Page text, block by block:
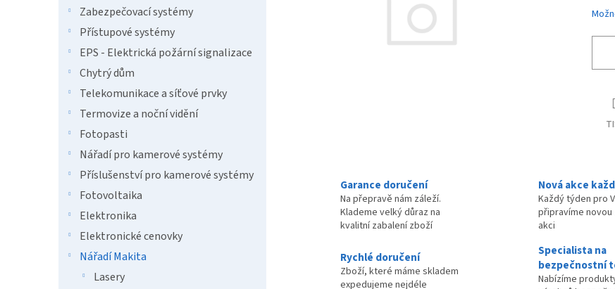
Zabezpečovací systémy
Přístupové systémy
EPS - Elektrická požární signalizace
Chytrý dům
Telekomunikace a síťové prvky
Termovize a noční vidění
Fotopasti
Nářadí pro kamerové systémy
Příslušenství pro kamerové systémy
Fotovoltaika
Elektronika
Elektronické cenovky
Nářadí Makita
Lasery
Garance doručení
Na přepravě nám záleží.
Klademe velký důraz na
kvalitní zabalení zboží
Nová akce
Každý týden pro
připravíme novou
akci
Rychlé doručení
Zboží, které máme skladem
expedujeme nejdéle
Specialista na
bezpečnostní
Nabízíme